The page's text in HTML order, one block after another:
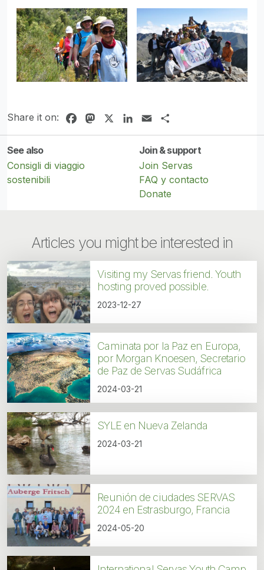
Share it on: FacebookMastodonLinkedIn
Email
See also
Consigli di viaggio
sostenibili
Join & support
Join Servas
FAQ y contacto
Donate
Articles you might be interested in
Visiting my Servas friend. Youth
hosting proved possible.
2023-12-27
Caminata por la Paz en Europa,
por Morgan Knoesen, Secretario
de Paz de Servas Sudáfrica
2024-03-21
SYLE en Nueva Zelanda
2024-03-21
Reunión de ciudades SERVAS
2024 en Estrasburgo, Francia
2024-05-20